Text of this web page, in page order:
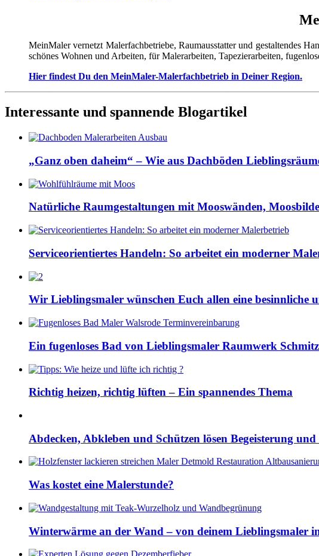
MeinMaler vernetzt Malerfachbetriebe, Raumausstatter und gestaltendes
schönes Wohnen und Arbeiten, für Malerarbeiten, Tapezierarbeiten,
Hier findest Du den MeinMaler-Malerfachbetrieb in Deiner Region.
Interessante und spannende Blogartikel
„Ganz oben daheim“ – Wie aus Dachböden
Natürliche Raumgestaltungen mit Mooswänden,
Serviceorientiertes Handeln: So arbeitet ein moderner
Wir Lieblingsmaler wünschen Euch allen eine besinnliche
Ein fugenloses Bad von Lieblingsmaler Raumwerk
Richtig heizen, richtig lüften – Ein spannendes Thema
Abdecken, Abkleben und Schützen lösen Begeisterung
Was kostet eine Malerstunde?
Winterwärme an der Wand – von deinem Lieblingsmaler